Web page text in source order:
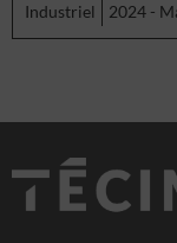
Industriel 2024 -